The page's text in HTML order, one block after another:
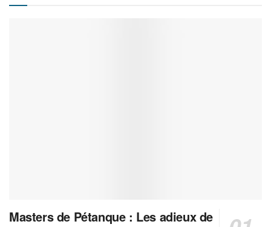
Masters de Pétanque : Les adieux de